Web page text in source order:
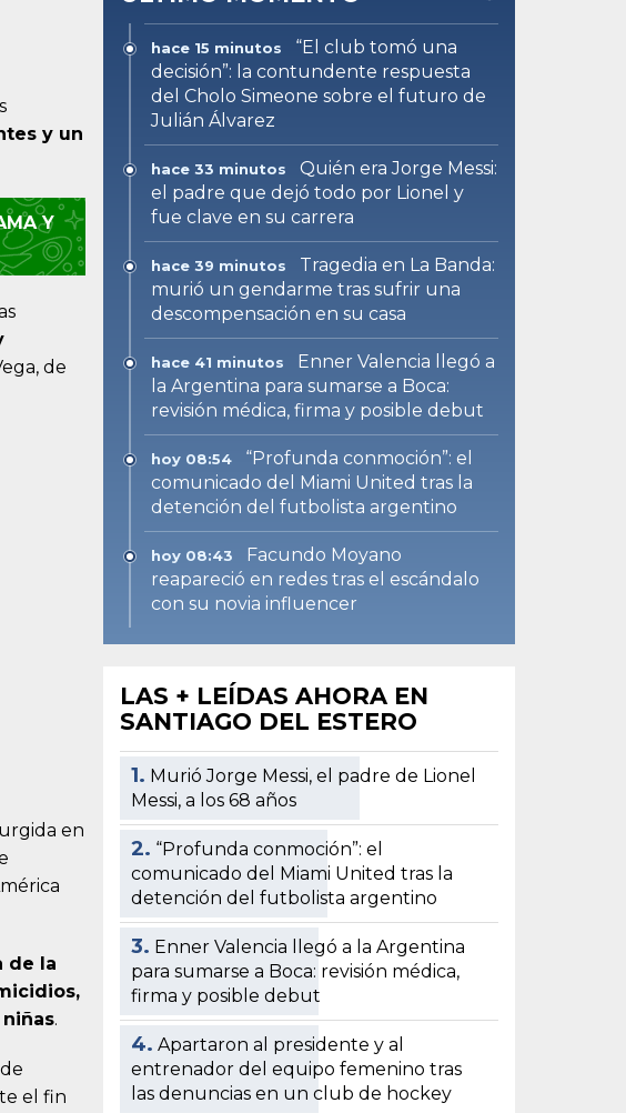
y un
Y
de
en
de la
.
el fin
hace 15 minutos
“El club tomó una
decisión”: la contundente respuesta
del Cholo Simeone sobre el futuro de
Julián Álvarez
hace 33 minutos
Quién era Jorge Messi:
el padre que dejó todo por Lionel y
fue clave en su carrera
hace 39 minutos
Tragedia en La Banda:
murió un gendarme tras sufrir una
descompensación en su casa
hace 41 minutos
Enner Valencia llegó a
la Argentina para sumarse a Boca:
revisión médica, firma y posible debut
hoy 08:54
“Profunda conmoción”: el
comunicado del Miami United tras la
detención del futbolista argentino
hoy 08:43
Facundo Moyano
reapareció en redes tras el escándalo
con su novia influencer
LAS + LEÍDAS AHORA EN
SANTIAGO DEL ESTERO
1. Murió Jorge Messi, el padre de Lionel
Messi, a los 68 años
2. “Profunda conmoción”: el
comunicado del Miami United tras la
detención del futbolista argentino
3. Enner Valencia llegó a la Argentina
para sumarse a Boca: revisión médica,
firma y posible debut
4. Apartaron al presidente y al
entrenador del equipo femenino tras
las denuncias en un club de hockey